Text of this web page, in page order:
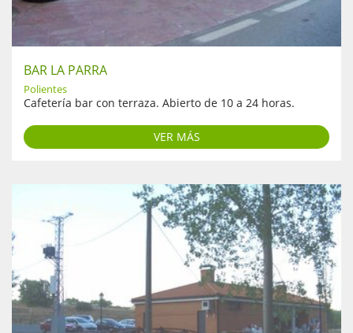
BAR LA PARRA
Polientes
Cafetería bar con terraza. Abierto de 10 a 24 horas.
VER MÁS